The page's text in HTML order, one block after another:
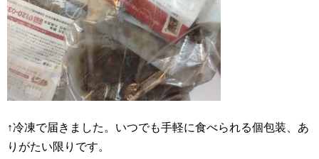
↑冷凍で届きました。いつでも手軽に食べられる個包装、あ
りがたい限りです。